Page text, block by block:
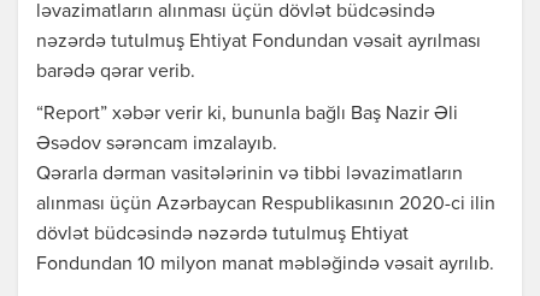
ləvazimatların alınması üçün dövlət büdcəsində
nəzərdə tutulmuş Ehtiyat Fondundan vəsait ayrılması
barədə qərar verib.
“Report” xəbər verir ki, bununla bağlı Baş Nazir Əli
Əsədov sərəncam imzalayıb.
Qərarla dərman vasitələrinin və tibbi ləvazimatların
alınması üçün Azərbaycan Respublikasının 2020-ci ilin
dövlət büdcəsində nəzərdə tutulmuş Ehtiyat
Fondundan 10 milyon manat məbləğində vəsait ayrılıb.